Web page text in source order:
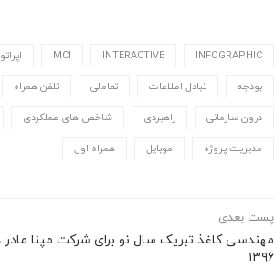
INFOGRAPHIC
INTERACTIVE
MCI اپراتور
بودجه تبادل اطلاعات تعاملی تلفن همراه
درون سازمانی راهبردی شاخص های عملکردی
مدیریت پروژه موبایل همراه اول
پست بعدی
مهندسی کاغذ تبریک سال نو برای شرکت مپنا
۱۳۹۶